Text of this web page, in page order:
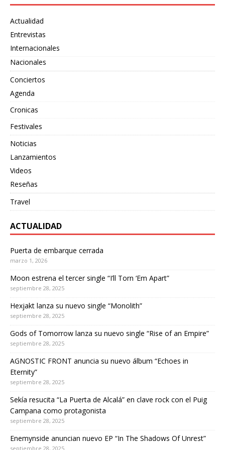
Actualidad
Entrevistas
Internacionales
Nacionales
Conciertos
Agenda
Cronicas
Festivales
Noticias
Lanzamientos
Videos
Reseñas
Travel
ACTUALIDAD
Puerta de embarque cerrada
marzo 1, 2026
Moon estrena el tercer single “I’ll Torn ‘Em Apart”
septiembre 28, 2025
Hexjakt lanza su nuevo single “Monolith”
septiembre 28, 2025
Gods of Tomorrow lanza su nuevo single “Rise of an Empire”
septiembre 28, 2025
AGNOSTIC FRONT anuncia su nuevo álbum “Echoes in
Eternity”
septiembre 28, 2025
Sekía resucita “La Puerta de Alcalá” en clave rock con el Puig
Campana como protagonista
septiembre 28, 2025
Enemynside anuncian nuevo EP “In The Shadows Of Unrest”
septiembre 28, 2025